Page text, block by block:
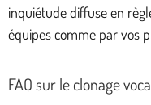
inquiétude diffuse en
équipes comme par vos
FAQ sur le clonage